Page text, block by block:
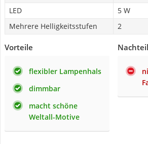
LED
5 W
Mehrere Helligkeitsstufen
2
Vorteile
flexibler Lampenhals
dimmbar
macht schöne
Weltall-Motive